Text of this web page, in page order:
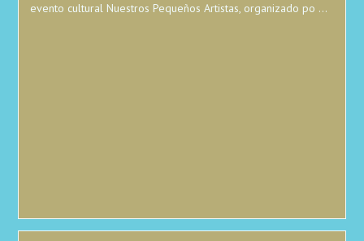
evento cultural Nuestros Pequeños Artistas, organizado po ...